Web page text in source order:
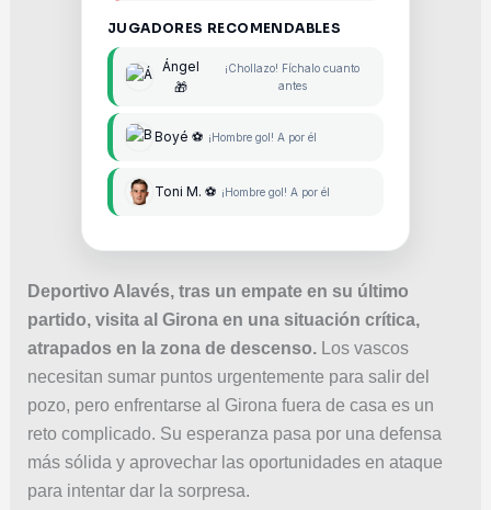
JUGADORES RECOMENDABLES
Ángel
🎁
¡Chollazo! Fíchalo cuanto
antes
Boyé ⚽ ¡Hombre gol! A por él
Toni M. ⚽ ¡Hombre gol! A por él
Deportivo Alavés, tras un empate en su último
partido, visita al Girona en una situación crítica,
atrapados en la zona de descenso.Los vascos
necesitan sumar puntos urgentemente para salir del
pozo, pero enfrentarse al Girona fuera de casa es un
reto complicado. Su esperanza pasa por una defensa
más sólida y aprovechar las oportunidades en ataque
para intentar dar la sorpresa.